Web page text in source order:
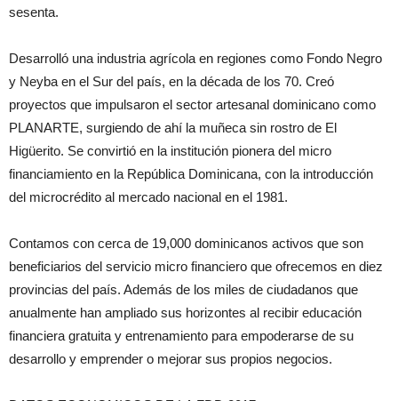
sesenta.
Desarrolló una industria agrícola en regiones como Fondo Negro
y Neyba en el Sur del país, en la década de los 70. Creó
proyectos que impulsaron el sector artesanal dominicano como
PLANARTE, surgiendo de ahí la muñeca sin rostro de El
Higüerito. Se convirtió en la institución pionera del micro
financiamiento en la República Dominicana, con la introducción
del microcrédito al mercado nacional en el 1981.
Contamos con cerca de 19,000 dominicanos activos que son
beneficiarios del servicio micro financiero que ofrecemos en diez
provincias del país. Además de los miles de ciudadanos que
anualmente han ampliado sus horizontes al recibir educación
financiera gratuita y entrenamiento para empoderarse de su
desarrollo y emprender o mejorar sus propios negocios.